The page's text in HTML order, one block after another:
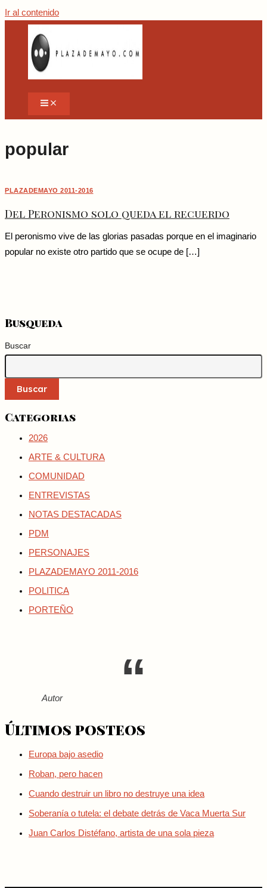
Ir al contenido
popular
PLAZADEMAYO 2011-2016
Del Peronismo solo queda el recuerdo
El peronismo vive de las glorias pasadas porque en el imaginario
popular no existe otro partido que se ocupe de […]
Busqueda
Buscar
Buscar
Categorias
2026
ARTE & CULTURA
COMUNIDAD
ENTREVISTAS
NOTAS DESTACADAS
PDM
PERSONAJES
PLAZADEMAYO 2011-2016
POLITICA
PORTEÑO
Autor
Últimos posteos
Europa bajo asedio
Roban, pero hacen
Cuando destruir un libro no destruye una idea
Soberanía o tutela: el debate detrás de Vaca Muerta Sur
Juan Carlos Distéfano, artista de una sola pieza